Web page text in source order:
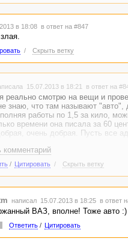
в 18:08 в ответ на #847
/ Скрыть ветку
15.07.2013 в 18:21 в ответ на
реально смотрю на вещи и
знаю, что там называют
работы по 1,5 за кило,
времени она писала за 60
очень добрая. Пусть все
комментарий
/ Цитировать / Скрыть ветку
написал 15.07.2013 в 18:25 в ответ
ВАЗ, вполне! Тоже авто :)
Ответить/ Цитировать